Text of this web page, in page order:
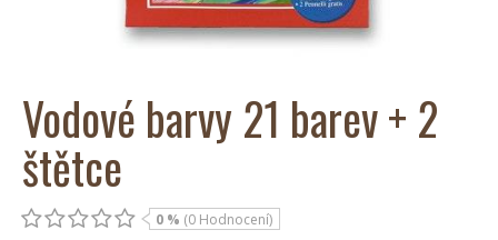
Vodové barvy 21 barev + 2
štětce
0 % (0 Hodnocení)